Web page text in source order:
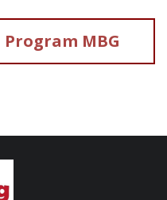
Program MBG